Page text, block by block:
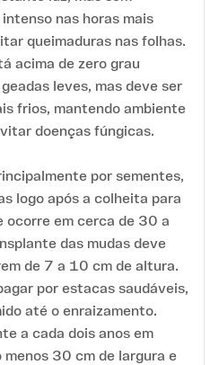
nas horas mais
queimaduras nas folhas.
acima de zero grau
leves, mas deve ser
frios, mantendo ambiente
doenças fúngicas.
por sementes,
logo após a colheita para
ocorre em cerca de 30 a
das mudas deve
de 7 a 10 cm de altura.
por estacas saudáveis,
até o enraizamento.
a cada dois anos em
menos 30 cm de largura e